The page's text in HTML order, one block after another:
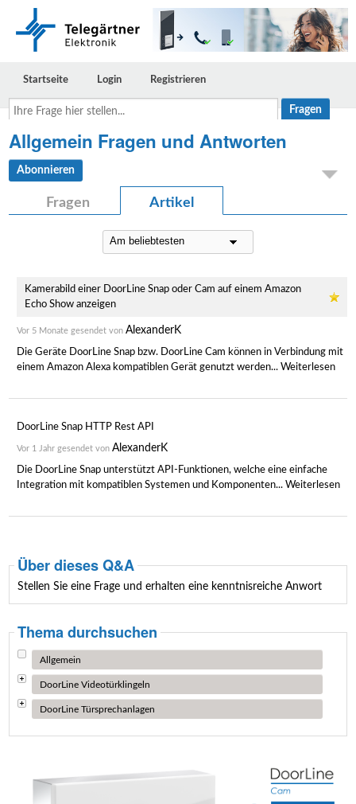
Ihre
Frage
stellen...
Startseite Login Registrieren
Allgemein Fragen und Antworten
Abonnieren
Fragen Artikel
Kamerabild einer DoorLine Snap oder Cam auf einem Amazon
Echo Show anzeigen
Vor 5 Monate gesendet von AlexanderK
Die Geräte DoorLine Snap bzw. DoorLine Cam können in Verbindung mit
einem Amazon Alexa kompatiblen Gerät genutzt werden... Weiterlesen
DoorLine Snap HTTP Rest API
Vor 1 Jahr gesendet von AlexanderK
Die DoorLine Snap unterstützt API-Funktionen, welche eine einfache
Integration mit kompatiblen Systemen und Komponenten... Weiterlesen
Über dieses Q&A
Stellen Sie eine Frage und erhalten eine kenntnisreiche Anwort
Thema durchsuchen
Allgemein
DoorLine Videotürklingeln
DoorLine Türsprechanlagen